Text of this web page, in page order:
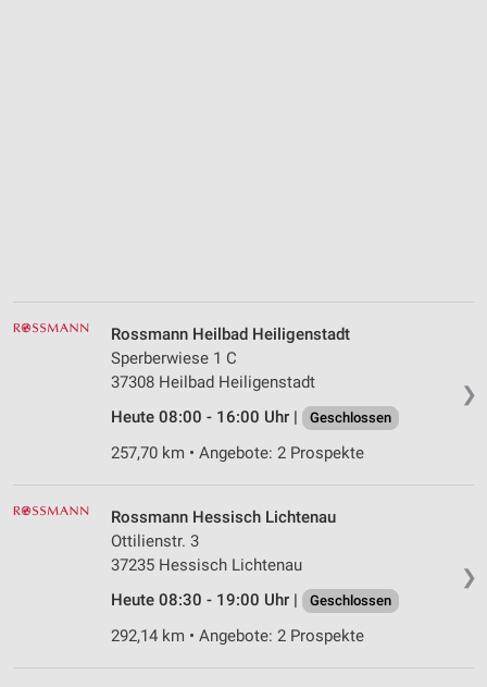
❯
Rossmann Heilbad Heiligenstadt
Sperberwiese 1 C
37308 Heilbad Heiligenstadt
Heute 08:00 - 16:00 Uhr |
Geschlossen
257,70 km • Angebote: 2 Prospekte
❯
Rossmann Hessisch Lichtenau
Ottilienstr. 3
37235 Hessisch Lichtenau
Heute 08:30 - 19:00 Uhr |
Geschlossen
292,14 km • Angebote: 2 Prospekte